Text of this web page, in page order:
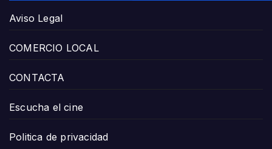
Aviso Legal
COMERCIO LOCAL
CONTACTA
Escucha el cine
Politica de privacidad